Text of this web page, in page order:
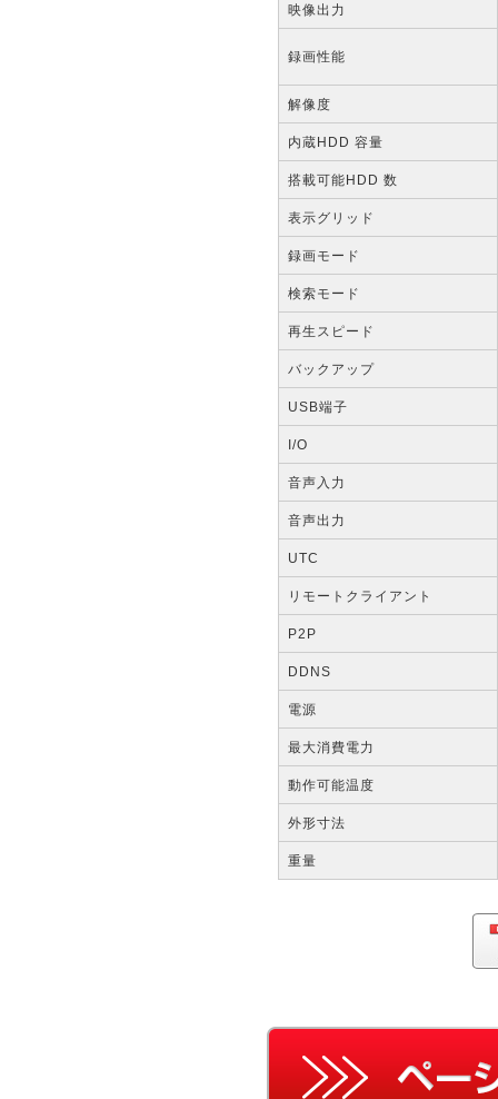
映像出力
録画性能
解像度
内蔵HDD 容量
搭載可能HDD 数
表示グリッド
録画モード
検索モード
再生スピード
バックアップ
USB端子
I/O
音声入力
音声出力
UTC
リモートクライアント
P2P
DDNS
電源
最大消費電力
動作可能温度
外形寸法
重量